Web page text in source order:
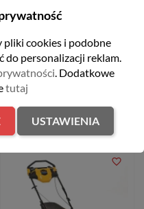
favorite_border
pliki cookies i podobne
do personalizacji reklam.
. Dodatkowe
tutaj
USTAWIENIA